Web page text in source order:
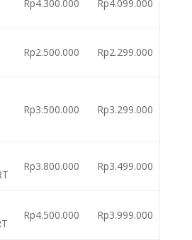
Rp4.300.000 Rp4.099.000
Rp2.500.000 Rp2.299.000
Rp3.500.000 Rp3.299.000
Rp3.800.000 Rp3.499.000
Rp4.500.000 Rp3.999.000